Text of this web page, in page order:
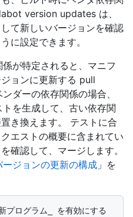
version updates は、
て新しいバージョンを確認
に設定できます。
が特定されると、マニフ
ョンに更新する pull
ダーの依存関係の場合、
を生成して、古い依存関
き換えます。 テストに合
エストの概要に含まれてい
確認して、マージします。
ジョンの更新の構成 」を